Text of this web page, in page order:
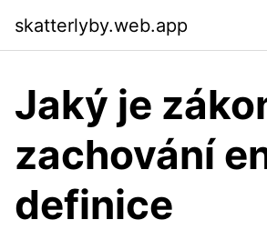
skatterlyby.web.app
Jaký je
zachování
definice